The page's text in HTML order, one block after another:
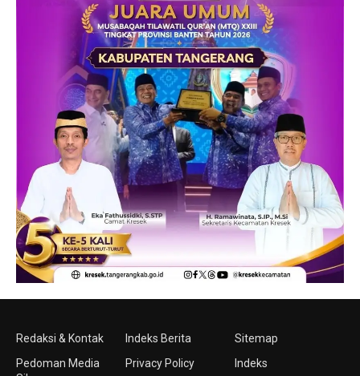
Redaksi & Kontak
Pedoman Media
Indeks Berita
Privacy Policy
Sitemap
Indeks